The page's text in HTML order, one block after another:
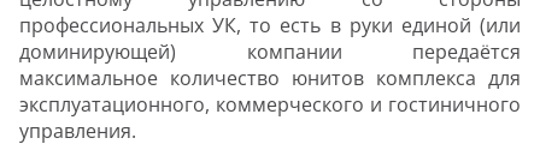
профессиональных УК, то есть в руки единой (или
доминирующей) компании передаётся
максимальное количество юнитов комплекса для
эксплуатационного, коммерческого и гостиничного
управления.